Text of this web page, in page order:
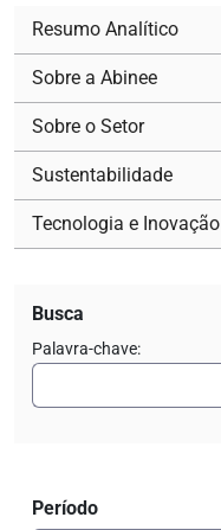
Resumo Analítico
Sobre a Abinee
Sobre o Setor
Sustentabilidade
Tecnologia e Inovação
Busca
Palavra-chave:
Período